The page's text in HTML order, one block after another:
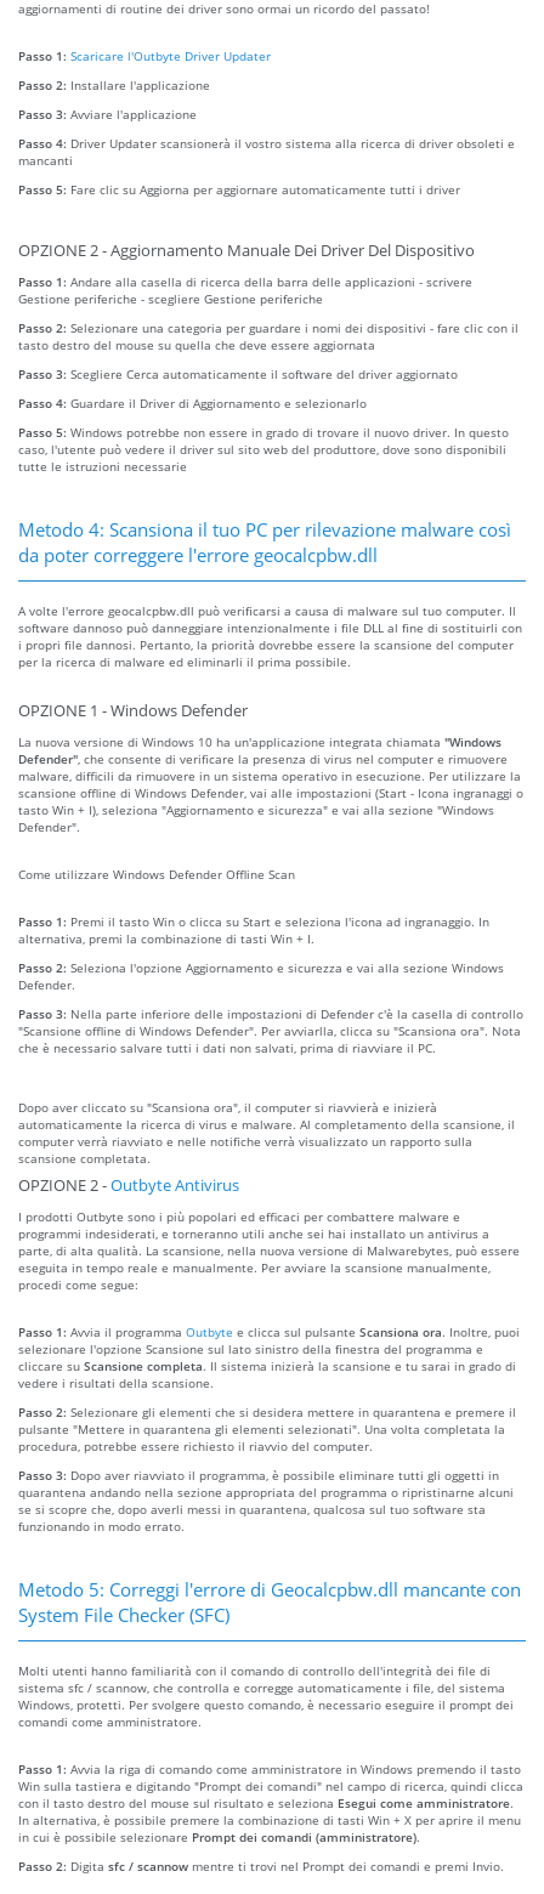
aggiornamenti di routine dei driver sono ormai un ricordo del passato!
Passo 1: Scaricare l'Outbyte Driver Updater
Passo 2: Installare l'applicazione
Passo 3: Avviare l'applicazione
Passo 4: Driver Updater scansionerà il vostro sistema alla ricerca di driver obsoleti e
mancanti
Passo 5: Fare clic su Aggiorna per aggiornare automaticamente tutti i driver
OPZIONE 2 - Aggiornamento Manuale Dei Driver Del Dispositivo
Passo 1: Andare alla casella di ricerca della barra delle applicazioni - scrivere
Gestione periferiche - scegliere Gestione periferiche
Passo 2: Selezionare una categoria per guardare i nomi dei dispositivi - fare clic con il
tasto destro del mouse su quella che deve essere aggiornata
Passo 3: Scegliere Cerca automaticamente il software del driver aggiornato
Passo 4: Guardare il Driver di Aggiornamento e selezionarlo
Passo 5: Windows potrebbe non essere in grado di trovare il nuovo driver. In questo
caso, l'utente può vedere il driver sul sito web del produttore, dove sono disponibili
tutte le istruzioni necessarie
Metodo 4: Scansiona il tuo PC per rilevazione malware così
da poter correggere l'errore geocalcpbw.dll
A volte l'errore geocalcpbw.dll può verificarsi a causa di malware sul tuo computer. Il
software dannoso può danneggiare intenzionalmente i file DLL al fine di sostituirli con
i propri file dannosi. Pertanto, la priorità dovrebbe essere la scansione del computer
per la ricerca di malware ed eliminarli il prima possibile.
OPZIONE 1 - Windows Defender
La nuova versione di Windows 10 ha un'applicazione integrata chiamata "Windows
Defender" , che consente di verificare la presenza di virus nel computer e rimuovere
malware, difficili da rimuovere in un sistema operativo in esecuzione. Per utilizzare la
scansione offline di Windows Defender, vai alle impostazioni (Start - Icona ingranaggi o
tasto Win + I), seleziona "Aggiornamento e sicurezza" e vai alla sezione "Windows
Defender".
Come utilizzare Windows Defender Offline Scan
Passo 1: Premi il tasto Win o clicca su Start e seleziona l'icona ad ingranaggio. In
alternativa, premi la combinazione di tasti Win + I.
Passo 2: Seleziona l'opzione Aggiornamento e sicurezza e vai alla sezione Windows
Defender.
Passo 3: Nella parte inferiore delle impostazioni di Defender c'è la casella di controllo
"Scansione offline di Windows Defender". Per avviarlla, clicca su "Scansiona ora". Nota
che è necessario salvare tutti i dati non salvati, prima di riavviare il PC.
Dopo aver cliccato su "Scansiona ora", il computer si riavvierà e inizierà
automaticamente la ricerca di virus e malware. Al completamento della scansione, il
computer verrà riavviato e nelle notifiche verrà visualizzato un rapporto sulla
scansione completata.
OPZIONE 2 -Outbyte Antivirus
I prodotti Outbyte sono i più popolari ed efficaci per combattere malware e
programmi indesiderati, e torneranno utili anche sei hai installato un antivirus a
parte, di alta qualità. La scansione, nella nuova versione di Malwarebytes, può essere
eseguita in tempo reale e manualmente. Per avviare la scansione manualmente,
procedi come segue:
Passo 1: Avvia il programma Outbyte e clicca sul pulsante Scansiona ora. Inoltre, puoi
selezionare l'opzione Scansione sul lato sinistro della finestra del programma e
cliccare su Scansione completa. Il sistema inizierà la scansione e tu sarai in grado di
vedere i risultati della scansione.
Passo 2: Selezionare gli elementi che si desidera mettere in quarantena e premere il
pulsante "Mettere in quarantena gli elementi selezionati". Una volta completata la
procedura, potrebbe essere richiesto il riavvio del computer.
Passo 3: Dopo aver riavviato il programma, è possibile eliminare tutti gli oggetti in
quarantena andando nella sezione appropriata del programma o ripristinarne alcuni
se si scopre che, dopo averli messi in quarantena, qualcosa sul tuo software sta
funzionando in modo errato.
Metodo 5: Correggi l'errore di Geocalcpbw.dll mancante con
System File Checker (SFC)
Molti utenti hanno familiarità con il comando di controllo dell'integrità dei file di
sistema sfc / scannow, che controlla e corregge automaticamente i file, del sistema
Windows, protetti. Per svolgere questo comando, è necessario eseguire il prompt dei
comandi come amministratore.
Passo 1: Avvia la riga di comando come amministratore in Windows premendo il tasto
Win sulla tastiera e digitando "Prompt dei comandi" nel campo di ricerca, quindi clicca
con il tasto destro del mouse sul risultato e seleziona Esegui come amministratore.
In alternativa, è possibile premere la combinazione di tasti Win + X per aprire il menu
in cui è possibile selezionare Prompt dei comandi (amministratore).
Passo 2: Digita sfc / scannow mentre ti trovi nel Prompt dei comandi e premi Invio.